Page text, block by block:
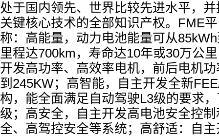
处于国内领先、世界比较先进水平，
关键核心技术的全部知识产权。FME平
称：高能量，动力电池能量可从
里程达700km，寿命达10年或30万公
开发高功率、高效率电机，前后电机
到245KW；高智能，自主开发全新
构，能全面满足自动驾驶L3级的要求
级；高安全，自主开发高电池安全控
全、高驾控安全等系统；高舒适：自